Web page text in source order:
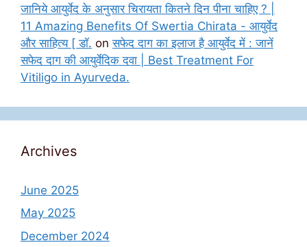
जानिये आयुर्वेद के अनुसार चिरायता कितने दिन पीना चाहिए ? |
11 Amazing Benefits Of Swertia Chirata - आयुर्वेद
और साहित्य [ डॉ. onसफेद दाग का इलाज है आयुर्वेद में : जानें
सफेद दाग की आयुर्वेदिक दवा | Best Treatment For
Vitiligo in Ayurveda.
Archives
June 2025
May 2025
December 2024